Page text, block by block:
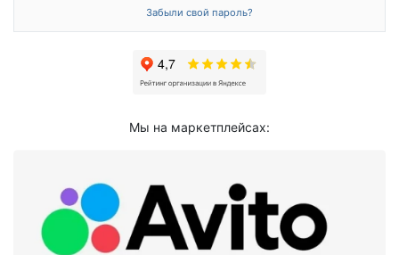
Забыли свой пароль?
Мы на маркетплейсах: